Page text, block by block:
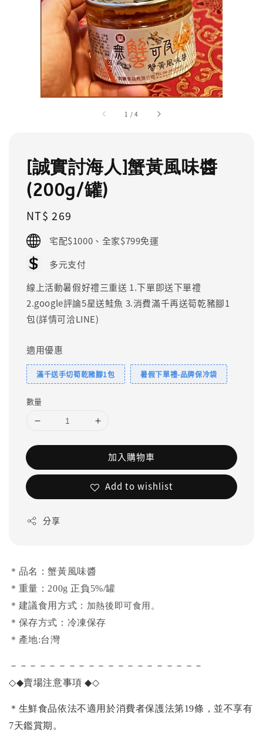
1 /4
[誠實討海人]蟹黃風味醬
(200g/罐)
Regular
price
NT$ 269
宅配$1000、全家$799免運
多元支付
線上活動暑假好禮三重送 1.下單即送下單禮
2.google評論5星送鮭魚 3.消費滿千再送筍乾豬腳1
包(詳情可洽LINE)
適用優惠
滿千送手切筍乾豬腳1包 暑假下單禮-品牌保冷袋
數量
加入購物車
Add to wishlist
分享
＊品名：蟹黃風味醬
＊重量：200g 正負5%/罐
＊建議食用方式： 加熱後即可食用。
＊保存方式：冷凍保存
＊產地:台灣
－－－－－－－－－－－－－－－－－－－－
◇◆賣場注意事項◆◇
＊生鮮食品依法不適用於消費者保護法第19條，並不享有
7天鑑賞期。